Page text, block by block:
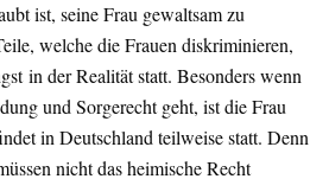
ist, seine Frau gewaltsam zu
welche die Frauen diskriminieren,
in der Realität statt. Besonders wenn
und Sorgerecht geht, ist die Frau
in Deutschland teilweise statt. Denn
nicht das heimische Recht